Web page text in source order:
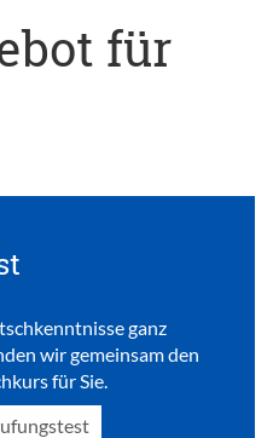
für
ganz
wir gemeinsam den
für Sie.